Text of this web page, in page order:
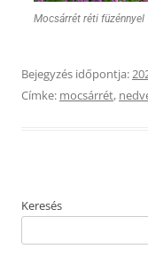
Mocsárrét réti füzénnyel
Bejegyzés időpontja:
Címke: mocsárrét,
Keresés